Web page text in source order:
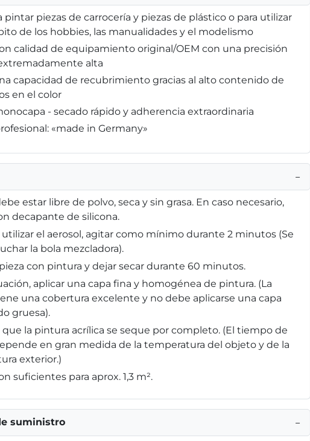
pintar piezas de carrocería y piezas de plástico o para utilizar
de los hobbies, las manualidades y el modelismo
calidad de equipamiento original/OEM con una precisión
alta
capacidad de recubrimiento gracias al alto contenido de
en el color
- secado rápido y adherencia extraordinaria
«made in Germany»
−
estar libre de polvo, seca y sin grasa. En caso necesario,
decapante de silicona.
el aerosol, agitar como mínimo durante 2 minutos (Se
la bola mezcladora).
con pintura y dejar secar durante 60 minutos.
aplicar una capa fina y homogénea de pintura. (La
una cobertura excelente y no debe aplicarse una capa
gruesa).
que la pintura acrílica se seque por completo. (El tiempo de
en gran medida de la temperatura del objeto y de la
exterior.)
suficientes para aprox. 1,3 m².
suministro −